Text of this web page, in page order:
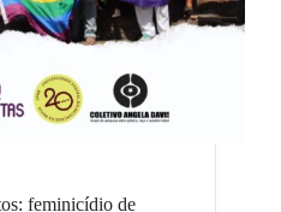
feminicídio de